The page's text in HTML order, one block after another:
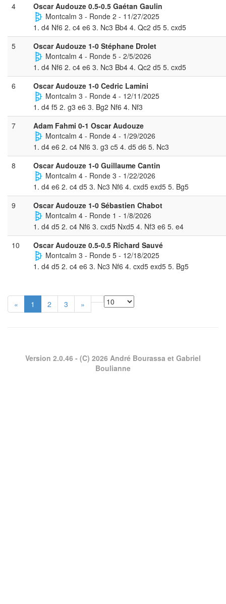
4
Oscar Audouze 0.5-0.5 Gaétan Gaulin
Montcalm 3 - Ronde 2 - 11/27/2025
1. d4 Nf6 2. c4 e6 3. Nc3 Bb4 4. Qc2 d5 5. cxd5
5
Oscar Audouze 1-0 Stéphane Drolet
Montcalm 4 - Ronde 5 - 2/5/2026
1. d4 Nf6 2. c4 e6 3. Nc3 Bb4 4. Qc2 d5 5. cxd5
6
Oscar Audouze 1-0 Cedric Lamini
Montcalm 3 - Ronde 4 - 12/11/2025
1. d4 f5 2. g3 e6 3. Bg2 Nf6 4. Nf3
7
Adam Fahmi 0-1 Oscar Audouze
Montcalm 4 - Ronde 4 - 1/29/2026
1. d4 e6 2. c4 Nf6 3. g3 c5 4. d5 d6 5. Nc3
8
Oscar Audouze 1-0 Guillaume Cantin
Montcalm 4 - Ronde 3 - 1/22/2026
1. d4 e6 2. c4 d5 3. Nc3 Nf6 4. cxd5 exd5 5. Bg5
9
Oscar Audouze 1-0 Sébastien Chabot
Montcalm 4 - Ronde 1 - 1/8/2026
1. d4 d5 2. c4 Nf6 3. cxd5 Nxd5 4. Nf3 e6 5. e4
10
Oscar Audouze 0.5-0.5 Richard Sauvé
Montcalm 3 - Ronde 5 - 12/18/2025
1. d4 d5 2. c4 e6 3. Nc3 Nf6 4. cxd5 exd5 5. Bg5
« 1 2 3 »
Version 2.0.46 - (C) 2026 André Bourassa et Gabriel
Boulianne